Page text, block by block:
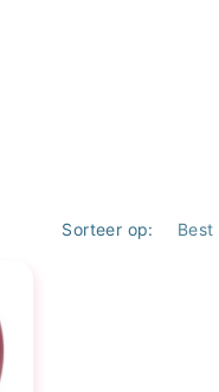
Sorteer op: